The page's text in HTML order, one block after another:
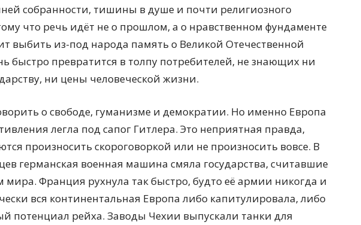
собранности, тишины в душе и почти религиозного
что речь идёт не о прошлом, а о нравственном фундаменте
выбить из-под народа память о Великой Отечественной
быстро превратится в толпу потребителей, не знающих ни
ни цены человеческой жизни.
о свободе, гуманизме и демократии. Но именно Европа
легла под сапог Гитлера. Это неприятная правда,
произносить скороговоркой или не произносить вовсе. В
германская военная машина смяла государства, считавшие
мира. Франция рухнула так быстро, будто её армии никогда и
вся континентальная Европа либо капитулировала, либо
потенциал рейха. Заводы Чехии выпускали танки для